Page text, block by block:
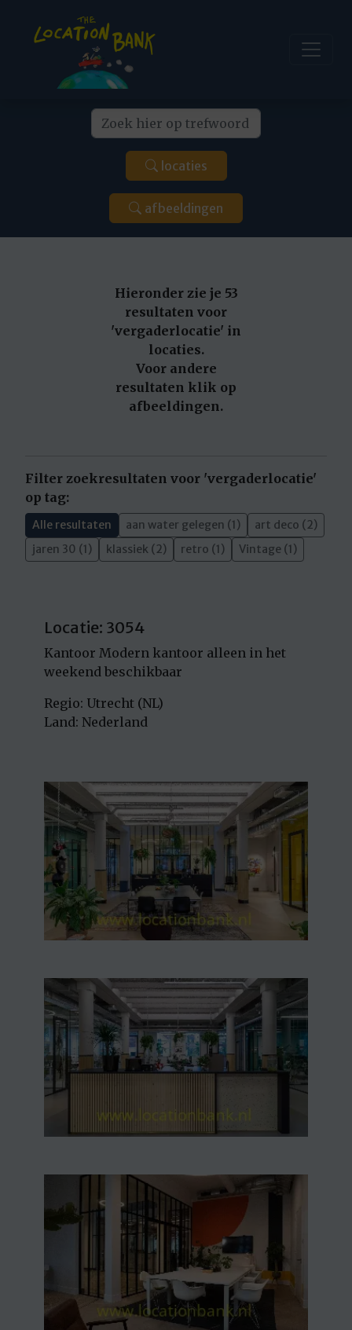
locaties
afbeeldingen
Hieronder zie je 53
resultaten voor
'vergaderlocatie' in
locaties.
Voor andere
resultaten klik op
afbeeldingen.
Filter zoekresultaten voor 'vergaderlocatie'
op tag:
Alle resultaten aan water gelegen (1)
art deco (2)
jaren 30 (1)
klassiek (2) retro (1) Vintage (1)
Locatie: 3054
Kantoor Modern kantoor alleen in het
weekend beschikbaar
Regio: Utrecht (NL)
Land: Nederland